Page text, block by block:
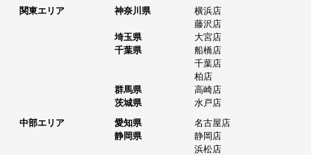
関東エリア
神奈川県
横浜店
藤沢店
埼玉県
大宮店
千葉県
船橋店
千葉店
柏店
群馬県
高崎店
茨城県
水戸店
中部エリア
愛知県
名古屋店
静岡県
静岡店
浜松店